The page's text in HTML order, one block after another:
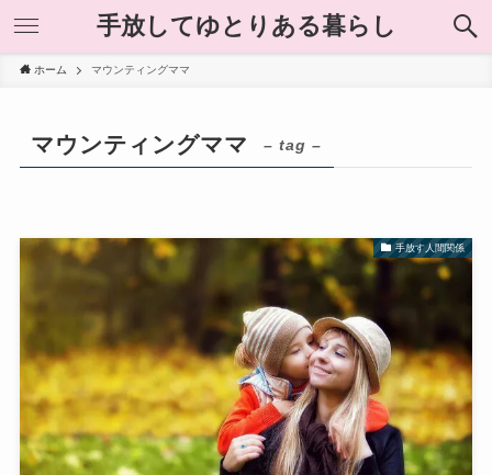
手放してゆとりある暮らし
ホーム マウンティングママ
マウンティングママ – tag –
手放す人間関係